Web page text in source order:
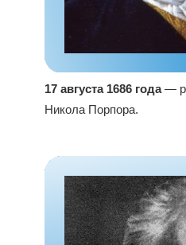
17 августа 1686 года—
Никола Порпора.